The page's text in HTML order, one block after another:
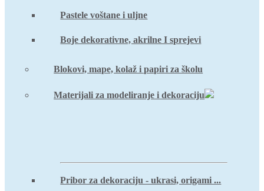
Pastele voštane i uljne
Boje dekorativne, akrilne I sprejevi
Blokovi, mape, kolaž i papiri za školu
Materijali za modeliranje i dekoraciju
Pribor za dekoraciju - ukrasi, origami ...